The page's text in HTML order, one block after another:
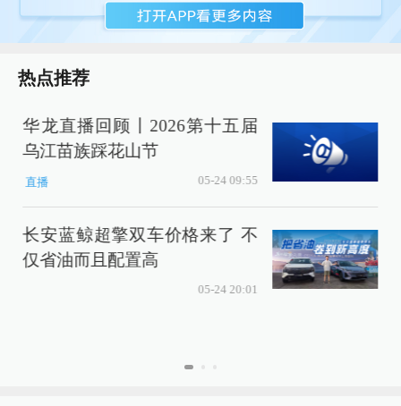
热点推荐
华龙直播回顾丨2026第十五届
乌江苗族踩花山节
直播 05-24 09:55
长安蓝鲸超擎双车价格来了 不
仅省油而且配置高
05-24 20:01